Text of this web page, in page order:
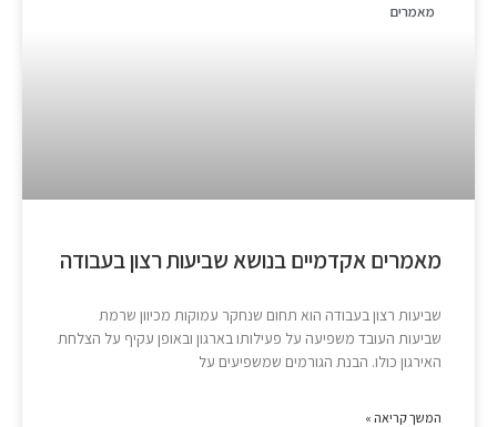
מאמרים
מאמרים אקדמיים בנושא שביעות רצון בעבודה
שביעות רצון בעבודה הוא תחום שנחקר עמוקות מכיוון שרמת
שביעות העובד משפיעה על פעילותו בארגון ובאופן עקיף על הצלחת
האירגון כולו. הבנת הגורמים שמשפיעים על
המשך קריאה »